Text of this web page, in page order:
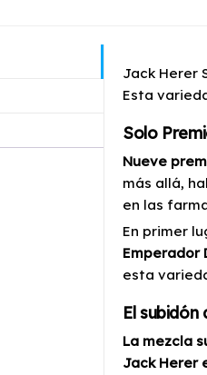
Jack Herer
Esta
Solo
Nueve
más allá,
en las
En primer
Emperador
esta
El subidón
La mezcla
Jack Herer